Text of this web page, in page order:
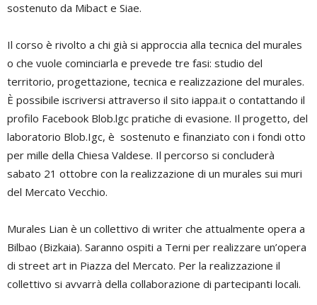
sostenuto da Mibact e Siae.
Il corso è rivolto a chi già si approccia alla tecnica del murales
o che vuole cominciarla e prevede tre fasi: studio del
territorio, progettazione, tecnica e realizzazione del murales.
È possibile iscriversi attraverso il sito iappa.it o contattando il
profilo Facebook Blob.lgc pratiche di evasione. Il progetto, del
laboratorio Blob.Igc, è sostenuto e finanziato con i fondi otto
per mille della Chiesa Valdese. Il percorso si concluderà
sabato 21 ottobre con la realizzazione di un murales sui muri
del Mercato Vecchio.
Murales Lian è un collettivo di writer che attualmente opera a
Bilbao (Bizkaia). Saranno ospiti a Terni per realizzare un’opera
di street art in Piazza del Mercato. Per la realizzazione il
collettivo si avvarrà della collaborazione di partecipanti locali.